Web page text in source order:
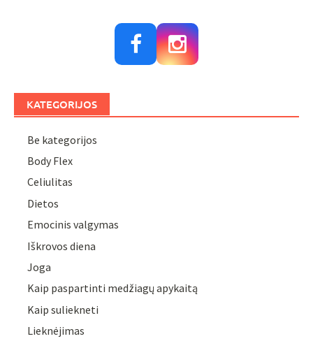
KATEGORIJOS
Be kategorijos
Body Flex
Celiulitas
Dietos
Emocinis valgymas
Iškrovos diena
Joga
Kaip paspartinti medžiagų apykaitą
Kaip suliekneti
Lieknėjimas